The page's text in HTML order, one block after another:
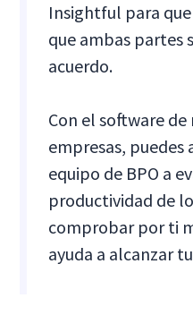
Insightful para
que ambas partes
acuerdo.
Con el software
empresas, puedes
equipo de BPO a
productividad de
comprobar por ti
ayuda a alcanzar